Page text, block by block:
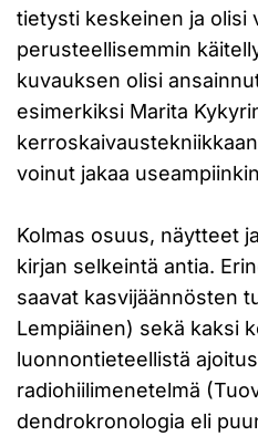
tietysti keskeinen ja olisi
perusteellisemmin
kuvauksen olisi
esimerkiksi Marita
voinut jakaa
Kolmas osuus, näytteet
kirjan selkeintä antia.
saavat kasvijäännösten
Lempiäinen) sekä kaksi
luonnontieteellistä
radiohiilimenetelmä
dendrokronologia eli